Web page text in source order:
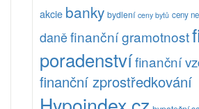
akcie banky bydlení ceny bytů ceny
daněfinanční gramotnost
poradenstvífinanční
finanční zprostředkování